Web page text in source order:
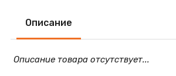
Описание
Описание товара отсутствует...